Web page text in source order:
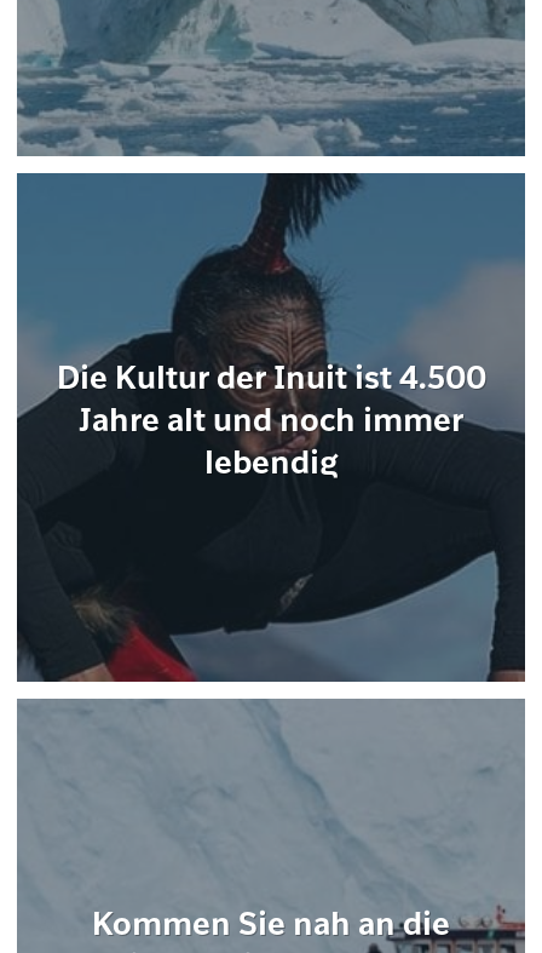
Die Kultur der Inuit ist 4.500
Jahre alt und noch immer
lebendig
Kommen Sie nah an die